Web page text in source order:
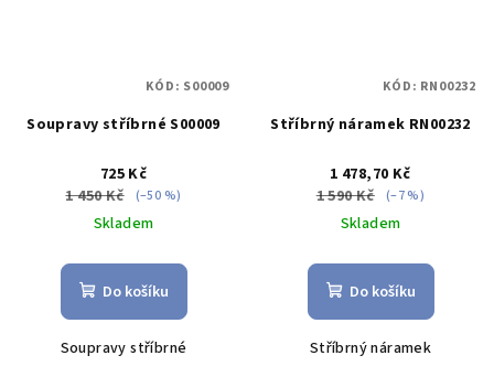
Soupravy stříbrné S00009
725 Kč
1 450 Kč
(–50 %)
Skladem
Do košíku
Soupravy stříbrné
KÓD: S00009
Stříbrný náramek RN00232
1 478,70 Kč
1 590 Kč (–7 %)
Skladem
Do košíku
Stříbrný náramek
KÓD: RN00232